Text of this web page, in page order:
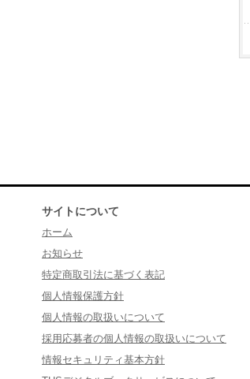
サイトについて
ホーム
お知らせ
特定商取引法に基づく表記
個人情報保護方針
個人情報の取扱いについて
採用応募者の個人情報の取扱いについて
情報セキュリティ基本方針